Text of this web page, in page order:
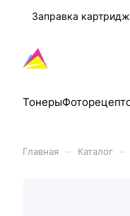
Заправка
Тонеры
Главная Каталог